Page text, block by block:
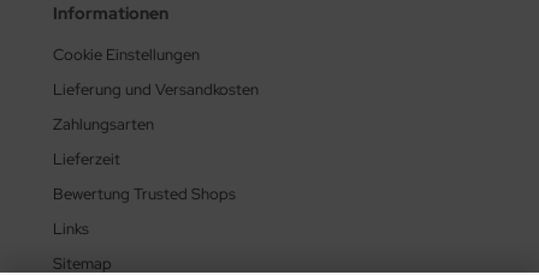
Informationen
Cookie Einstellungen
Lieferung und Versandkosten
Zahlungsarten
Lieferzeit
Bewertung Trusted Shops
Links
Sitemap